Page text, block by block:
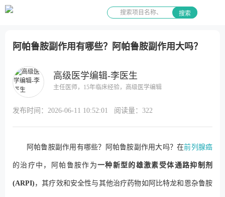
搜索
阿帕鲁胺副作用有哪些？阿帕鲁胺副作用大吗？
高级医学编辑-李医生
主任医师，15年临床经验，高级医学编辑
发布时间： 2026-06-11 10:52:01 阅读量： 322
阿帕鲁胺副作用有哪些？阿帕鲁胺副作用大吗？在前列腺癌
的治疗中，阿帕鲁胺作为一种新型的雄激素受体通路抑制剂
(ARPI) ，其疗效和安全性与其他治疗药物如阿比特龙和恩杂鲁胺